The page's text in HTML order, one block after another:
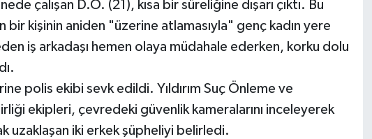
çalışan D.Ö. (21), kısa bir süreliğine dışarı çıktı. Bu
bir kişinin aniden "üzerine atlamasıyla" genç kadın yere
iş arkadaşı hemen olaya müdahale ederken, korku dolu
polis ekibi sevk edildi. Yıldırım Suç Önleme ve
ekipleri, çevredeki güvenlik kameralarını inceleyerek
uzaklaşan iki erkek şüpheliyi belirledi.